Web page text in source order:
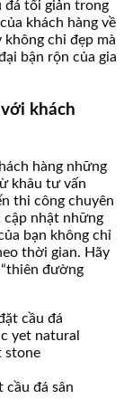
đá tối giản trong
khách hàng về
chỉ đẹp mà
bận rộn của gia
khách
hàng những
khâu tư vấn
thi công chuyên
cập nhật những
bạn không chỉ
thời gian. Hãy
đường
cầu đá sân